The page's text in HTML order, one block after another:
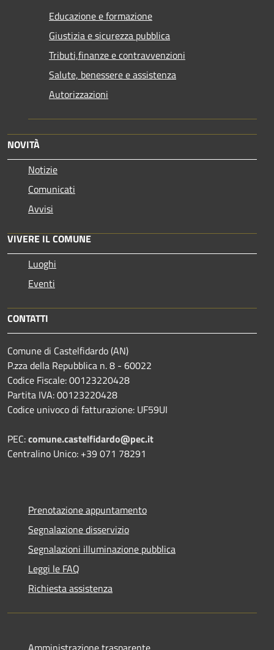
Educazione e formazione
Giustizia e sicurezza pubblica
Tributi,finanze e contravvenzioni
Salute, benessere e assistenza
Autorizzazioni
NOVITÀ
Notizie
Comunicati
Avvisi
VIVERE IL COMUNE
Luoghi
Eventi
CONTATTI
Comune di Castelfidardo (AN)
P.zza della Repubblica n. 8 - 60022
Codice Fiscale: 00123220428
Partita IVA: 00123220428
Codice univoco di fatturazione: UF59UI
PEC:comune.castelfidardo@pec.it
Centralino Unico: +39 071 78291
Prenotazione appuntamento
Segnalazione disservizio
Segnalazioni illuminazione pubblica
Leggi le FAQ
Richiesta assistenza